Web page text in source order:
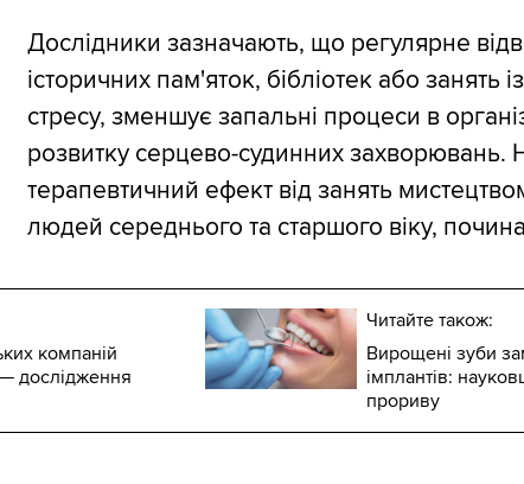
Дослідники зазначають, що регулярне
історичних пам'яток, бібліотек або занять
стресу, зменшує запальні процеси в
розвитку серцево-судинних захворювань.
терапевтичний ефект від занять
людей середнього та старшого віку,
компаній
дослідження
Читайте також:
Вирощені зуби
імплантів:
прориву